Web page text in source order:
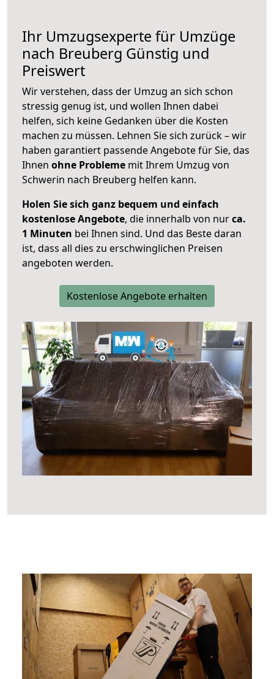
Ihr Umzugsexperte für Umzüge
nach Breuberg Günstig und
Preiswert
Wir verstehen, dass der Umzug an sich schon
stressig genug ist, und wollen Ihnen dabei
helfen, sich keine Gedanken über die Kosten
machen zu müssen. Lehnen Sie sich zurück – wir
haben garantiert passende Angebote für Sie, das
Ihnen ohne Probleme mit Ihrem Umzug von
Schwerin nach Breuberg helfen kann.
Holen Sie sich ganz bequem und einfach
kostenlose Angebote, die innerhalb von nurca.
1 Minuten bei Ihnen sind. Und das Beste daran
ist, dass all dies zu erschwinglichen Preisen
angeboten werden.
Kostenlose Angebote erhalten